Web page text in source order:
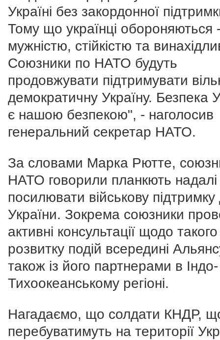
Україні без закордонної
Тому що українці обороняються -
мужністю, стійкістю та
Союзники по НАТО будуть
продовжувати підтримувати
демократичну Україну. Безпека
є нашою безпекою", - наголосив
генеральний секретар НАТО.
За словами Марка Рютте,
НАТО говорили планкють надалі
посилювати військову
України. Зокрема союзники
активні консультації щодо такого
розвитку подій всередині
також із його партнерами в Індо-
Тихоокеанському регіоні.
Нагадаємо, що солдати КНДР,
перебуватимуть на території